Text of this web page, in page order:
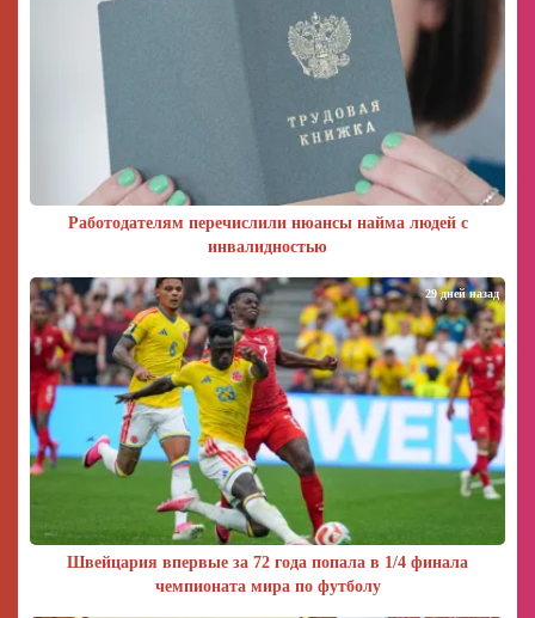
Работодателям перечислили нюансы найма людей с
инвалидностью
Швейцария впервые за 72 года попала в 1/4 финала
чемпионата мира по футболу
29 дней назад